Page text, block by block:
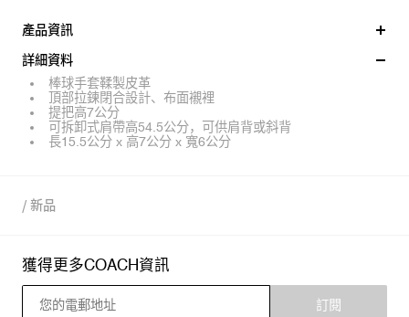
產品資訊
詳細資料
棒球手套鞣製皮革
頂部拉鍊閉合設計、布面襯裡
提把高7公分
可拆卸式肩帶高54.5公分，可供肩背或斜背
長15.5公分 x 高7公分 x 寬6公分
/ 新品
獲得更多COACH資訊
訂閱